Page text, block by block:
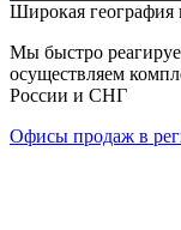
Широкая география
Мы быстро
осуществляем
России и СНГ
Офисы продаж в